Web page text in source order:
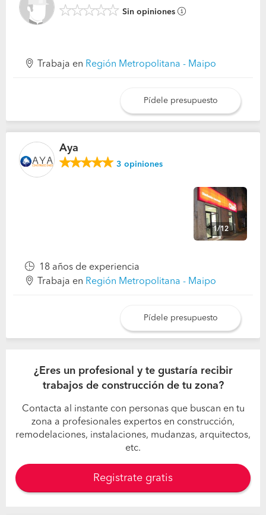
Sin opiniones
Trabaja en Región Metropolitana - Maipo
Pídele presupuesto
Aya
3 opiniones
1/12
18 años de experiencia
Trabaja en Región Metropolitana - Maipo
Pídele presupuesto
¿Eres un profesional y te gustaría recibir
trabajos de construcción de tu zona?
Contacta al instante con personas que buscan en tu
zona a profesionales expertos en construcción,
remodelaciones, instalaciones, mudanzas, arquitectos,
etc.
Registrate gratis